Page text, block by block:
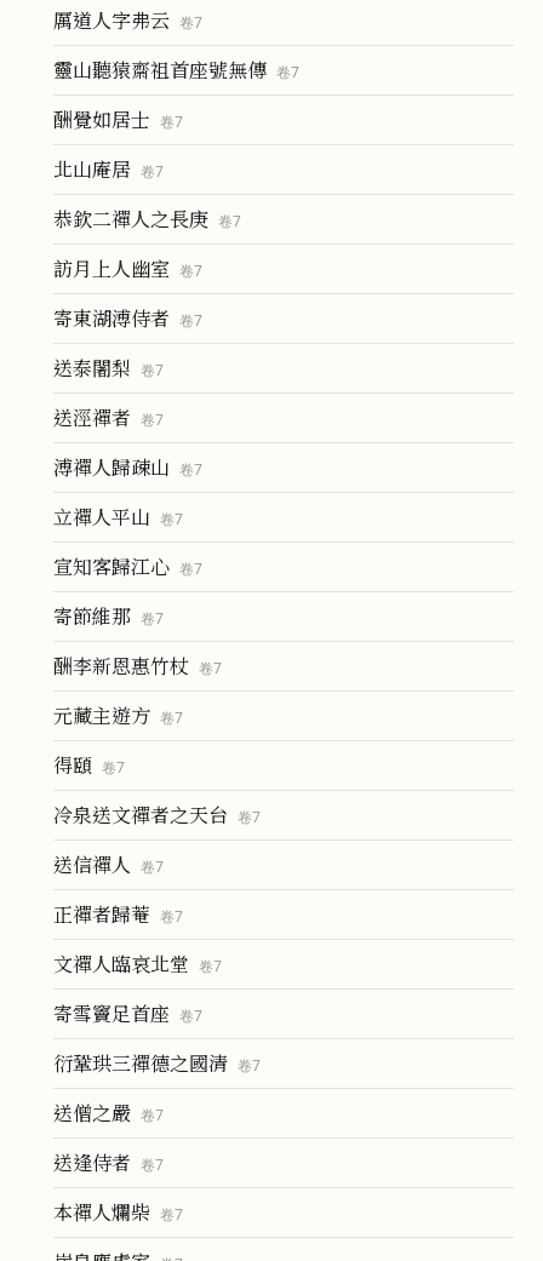
厲道人字弗云 卷7
靈山聽猿齋祖首座號無傳 卷7
酬覺如居士 卷7
北山庵居 卷7
恭欽二禪人之長庚 卷7
訪月上人幽室 卷7
寄東湖溥侍者 卷7
送泰闍梨 卷7
送涇禪者 卷7
溥禪人歸疎山 卷7
立禪人平山 卷7
宣知客歸江心 卷7
寄節維那 卷7
酬李新恩惠竹杖 卷7
元藏主遊方 卷7
得頤 卷7
冷泉送文禪者之天台 卷7
送信禪人 卷7
正禪者歸菴 卷7
文禪人臨哀北堂 卷7
寄雪竇足首座 卷7
衍鞏珙三禪德之國清 卷7
送僧之嚴 卷7
送逢侍者 卷7
本禪人爛柴 卷7